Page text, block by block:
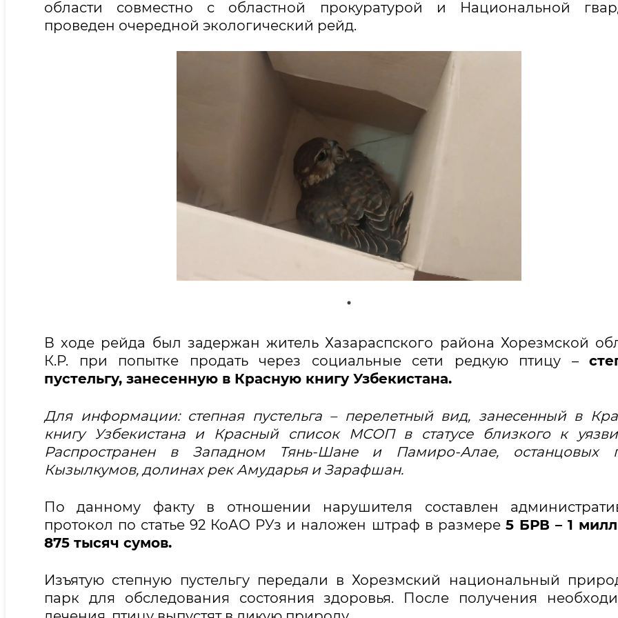
области совместно с областной прокуратурой и Национальной
проведен очередной экологический рейд.
В ходе рейда был задержан житель Хазараспского района Хорезмской
К.Р. при попытке продать через социальные сети редкую птицу –
пустельгу, занесенную в Красную книгу Узбекистана.
Для информации: степная пустельга – перелетный вид, занесенный в
книгу Узбекистана и Красный список МСОП в статусе близкого к
Распространен в Западном Тянь-Шане и Памиро-Алае, останцовых
Кызылкумов, долинах рек Амударья и Зарафшан.
По данному факту в отношении нарушителя составлен
протокол по статье 92 КоАО РУз и наложен штраф в размере 5 БРВ – 1
875 тысяч сумов.
Изъятую степную пустельгу передали в Хорезмский национальный
парк для обследования состояния здоровья. После получения